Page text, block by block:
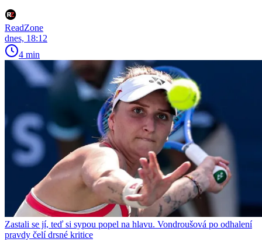
ReadZone
dnes, 18:12
4 min
Zastali se jí, teď si sypou popel na hlavu. Vondroušová po odhalení
pravdy čelí drsné kritice